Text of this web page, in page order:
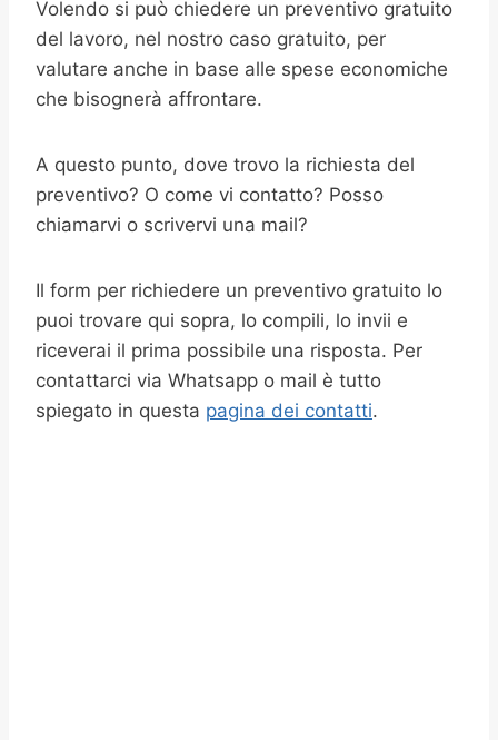
Volendo si può chiedere un preventivo gratuito
del lavoro, nel nostro caso gratuito, per
valutare anche in base alle spese economiche
che bisognerà affrontare.
A questo punto, dove trovo la richiesta del
preventivo? O come vi contatto? Posso
chiamarvi o scrivervi una mail?
Il form per richiedere un preventivo gratuito lo
puoi trovare qui sopra, lo compili, lo invii e
riceverai il prima possibile una risposta. Per
contattarci via Whatsapp o mail è tutto
spiegato in questa pagina dei contatti.